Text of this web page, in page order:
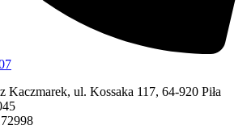
Kaczmarek, ul. Kossaka 117, 64-920 Piła